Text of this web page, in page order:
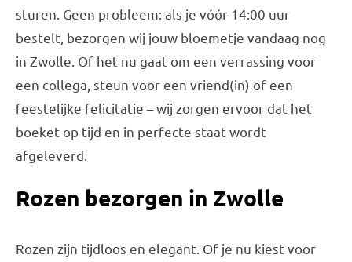
sturen. Geen probleem: als je vóór 14:00 uur
bestelt, bezorgen wij jouw bloemetje vandaag nog
in Zwolle. Of het nu gaat om een verrassing voor
een collega, steun voor een vriend(in) of een
feestelijke felicitatie – wij zorgen ervoor dat het
boeket op tijd en in perfecte staat wordt
afgeleverd.
Rozen bezorgen in Zwolle
Rozen zijn tijdloos en elegant. Of je nu kiest voor